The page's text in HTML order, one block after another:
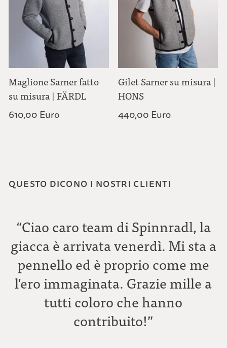
Maglione Sarner fatto
su misura | FÄRDL
610,00 Euro
Gilet Sarner su misura |
HONS
440,00 Euro
QUESTO DICONO I NOSTRI CLIENTI
“Ciao caro team di Spinnradl, la
giacca è arrivata venerdì. Mi sta a
pennello ed è proprio come me
l'ero immaginata. Grazie mille a
tutti coloro che hanno
contribuito!”